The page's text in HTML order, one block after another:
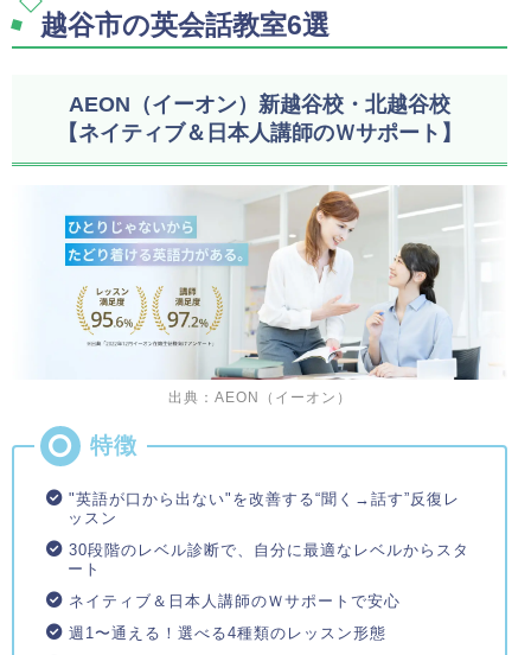
越谷市の英会話教室6選
AEON（イーオン）新越谷校・北越谷校
【ネイティブ＆日本人講師のＷサポート】
出典：AEON（イーオン）
"英語が口から出ない"を改善する“聞く→話す”反復レ
ッスン
30段階のレベル診断で、自分に最適なレベルからスタ
ート
ネイティブ＆日本人講師のＷサポートで安心
週1〜通える！選べる4種類のレッスン形態